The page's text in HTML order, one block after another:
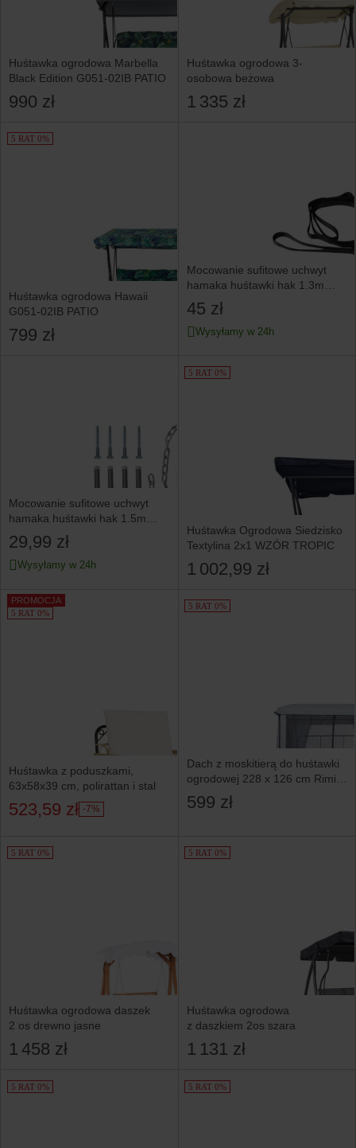
Huśtawka ogrodowa Marbella
Black Edition G051-02IB PATIO
990 zł
Huśtawka ogrodowa 3-
osobowa beżowa
1 335 zł
5 RAT 0%
Huśtawka ogrodowa Hawaii
G051-02IB PATIO
799 zł
Mocowanie sufitowe uchwyt
hamaka huśtawki hak 1.3m
Neo-Sport
45 zł
Wysyłamy w 24h
Mocowanie sufitowe uchwyt
hamaka huśtawki hak 1.5m
Sofotel
29,99 zł
Wysyłamy w 24h
5 RAT 0%
Huśtawka Ogrodowa Siedzisko
Textylina 2x1 WZÓR TROPIC
1 002,99 zł
PROMOCJA
5 RAT 0%
Huśtawka z poduszkami,
63x58x39 cm, polirattan i stal
523,59 zł -7%
5 RAT 0%
Dach z moskitierą do huśtawki
ogrodowej 228 x 126 cm Rimini
/ Venezia PATIO
599 zł
5 RAT 0%
Huśtawka ogrodowa daszek
2 os drewno jasne
1 458 zł
5 RAT 0%
Huśtawka ogrodowa
z daszkiem 2os szara
1 131 zł
5 RAT 0% 5 RAT 0%